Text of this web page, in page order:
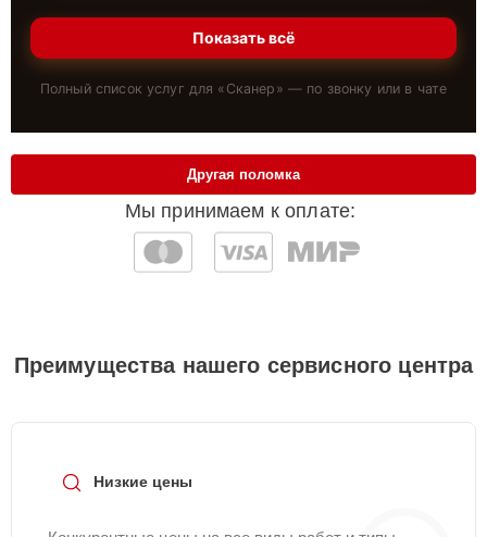
Показать всё
Полный список услуг для « Сканер » — по звонку или в чате
Мы принимаем к оплате:
Другая поломка
Преимущества нашего сервисного центра
Низкие цены